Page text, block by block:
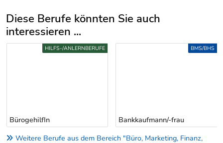
Diese Berufe könnten Sie auch
interessieren ...
Uber weitere Berufsvorschläge
BürogehilfIn
HILFS-/ANLERNBERUFE
Bankkaufmann/-frau
BMS/BHS
Weitere Berufe aus dem Bereich "Büro, Marketing, Finanz,